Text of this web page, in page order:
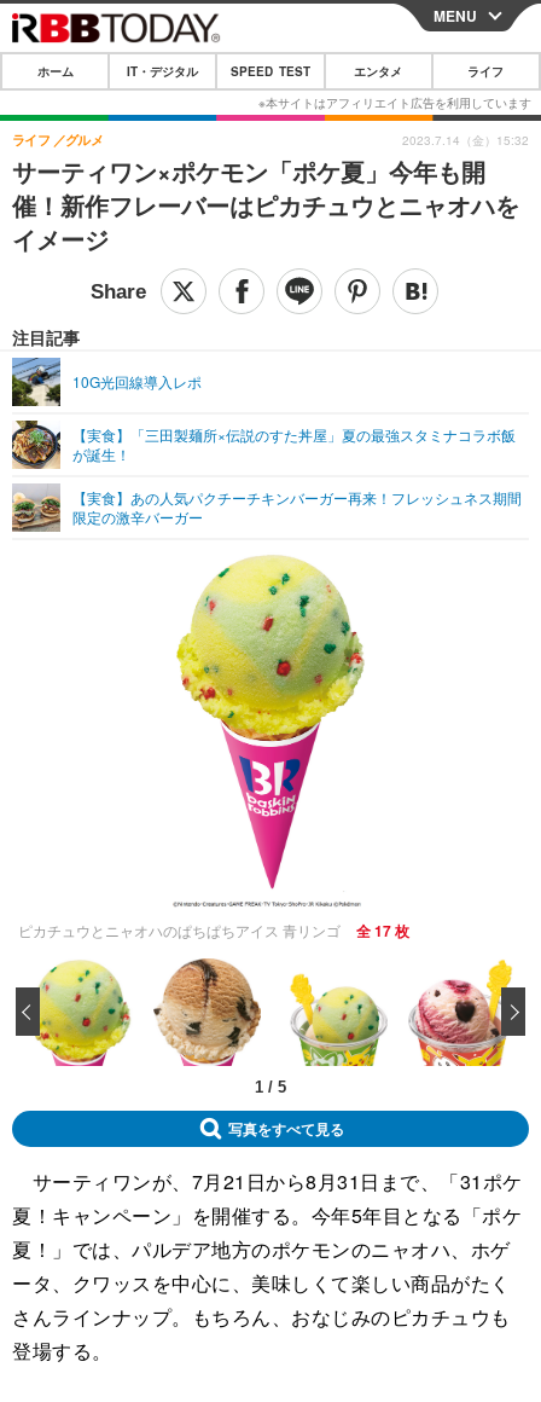
CLOSE
ホーム
IT・デジタル
IT・デジタルTOP スマートフォン
ショッピング その他
SPEED TEST
エンタメ
エンタメTOP 映画・ドラマ
音楽
グラビア ブログ
ペット
その他
リリース一覧
プッシュ通知の停止方法
MENU
ホーム IT・デジタル SPEED TEST エンタメ ライフ
サーティワン×ポケモン「ポケ夏」今年も開
催！新作フレーバーはピカチュウとニャオハを
イメージ
ライフ グルメ
注目記事
10G光回線導入レポ
【実食】「三田製麺所×伝説のすた丼屋」夏の最強スタミナコラボ飯
が誕生！
【実食】あの人気パクチーチキンバーガー再来！フレッシュネス期間
限定の激辛バーガー
2023.7.14（金）15:32
ピカチュウとニャオハのぱちぱちアイス 青リンゴ 全 17 枚
1 / 5
‹
写真をすべて見る
サーティワンが、7月21日から8月31日まで、「31ポケ
夏！キャンペーン」を開催する。今年5年目となる「ポケ
夏！」では、パルデア地方のポケモンのニャオハ、ホゲ
ータ、クワッスを中心に、美味しくて楽しい商品がたく
さんラインナップ。もちろん、おなじみのピカチュウも
登場する。